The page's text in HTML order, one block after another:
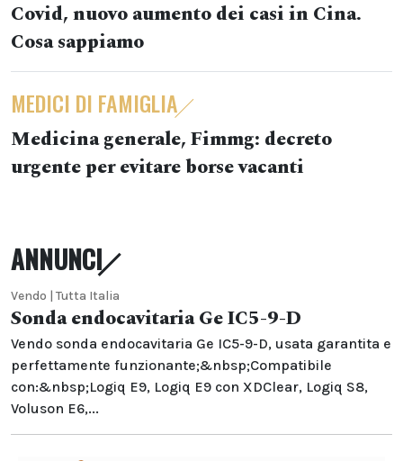
Covid, nuovo aumento dei casi in Cina.
Cosa sappiamo
MEDICI DI FAMIGLIA
Medicina generale, Fimmg: decreto
urgente per evitare borse vacanti
ANNUNCI
Vendo | Tutta Italia
Sonda endocavitaria Ge IC5-9-D
Vendo sonda endocavitaria Ge IC5-9-D, usata garantita e
perfettamente funzionante;&nbsp;Compatibile
con:&nbsp;Logiq E9, Logiq E9 con XDClear, Logiq S8,
Voluson E6,...